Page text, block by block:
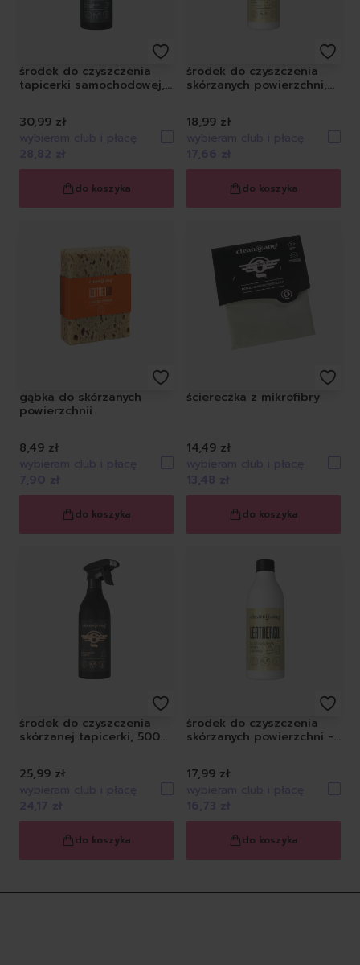
środek do czyszczenia
tapicerki samochodowej,
30,99 zł
do koszyka
środek do czyszczenia
skórzanych powierzchni,
18,99 zł
do koszyka
gąbka do skórzanych
powierzchnii
8,49 zł
do koszyka
ściereczka z mikrofibry
14,49 zł
do koszyka
środek do czyszczenia
skórzanej tapicerki, 500
25,99 zł
do koszyka
środek do czyszczenia
skórzanych powierzchni -
17,99 zł
do koszyka